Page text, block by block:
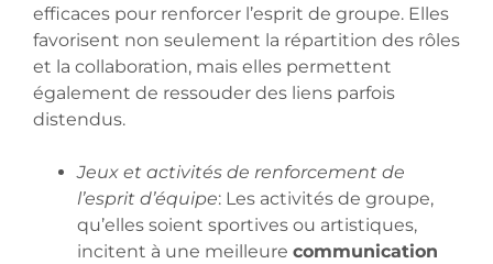
efficaces pour renforcer l’esprit de groupe. Elles
favorisent non seulement la répartition des rôles
et la collaboration, mais elles permettent
également de ressouder des liens parfois
distendus.
Jeux et activités de renforcement de
l’esprit d’équipe: Les activités de groupe,
qu’elles soient sportives ou artistiques,
incitent à une meilleure communication